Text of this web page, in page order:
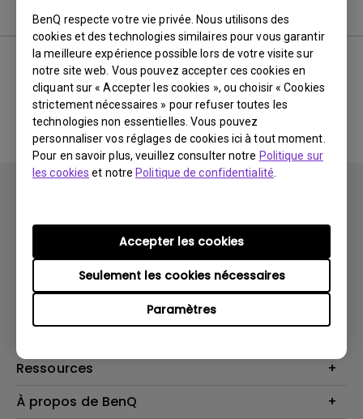
BenQ respecte votre vie privée. Nous utilisons des
cookies et des technologies similaires pour vous garantir
la meilleure expérience possible lors de votre visite sur
notre site web. Vous pouvez accepter ces cookies en
cliquant sur « Accepter les cookies », ou choisir « Cookies
strictement nécessaires » pour refuser toutes les
technologies non essentielles. Vous pouvez
personnaliser vos réglages de cookies ici à tout moment.
Pour en savoir plus, veuillez consulter notre Politique sur
les cookies et notre Politique de confidentialité
Paramètres
Seulement les cookies nécessaires
Accepter les cookies
Aucune FAQ associée
Vidéoprojecteurs
Haut-parleur
Solutions
Contactez-nous
Recycling
Ressources
Centre de connaissances
À propos de BenQ